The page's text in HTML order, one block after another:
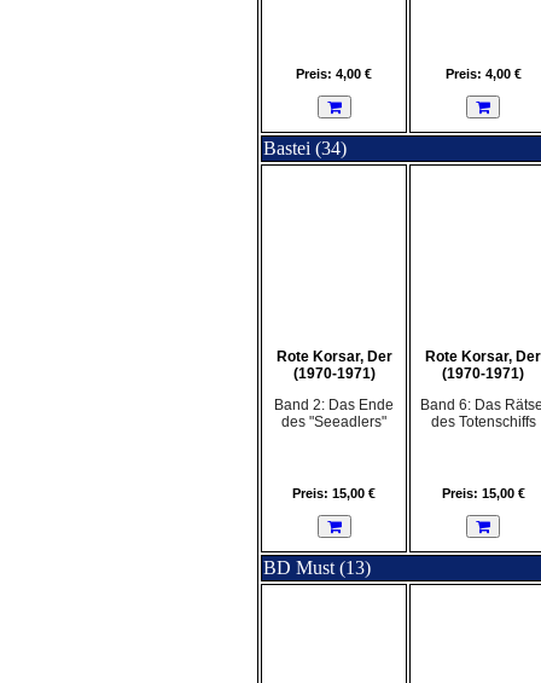
Preis: 4,00 € Preis: 4,00 €
Bastei (34)
Rote Korsar, Der
(1970-1971)
Band 2: Das Ende
des "Seeadlers"
Preis: 15,00 €
Rote Korsar, Der
(1970-1971)
Band 6: Das
des Totenschiffs
Preis: 15,00 €
BD Must (13)